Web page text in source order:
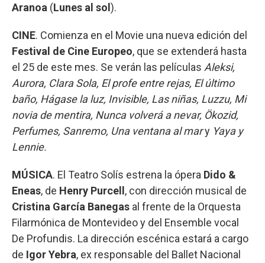
Aranoa (Lunes al sol ).
CINE. Comienza en el Movie una nueva edición del
Festival de Cine Europeo, que se extenderá hasta
el 25 de este mes. Se verán las películas Aleksi,
Aurora, Clara Sola, El profe entre rejas, El último
baño, Hágase la luz, Invisible, Las niñas, Luzzu, Mi
novia de mentira, Nunca volverá a nevar, Ökozid,
Perfumes, Sanremo, Una ventana al mary Yaya y
Lennie.
MÚSICA. El Teatro Solís estrena la ópera Dido &
Eneas, de Henry Purcell , con dirección musical de
Cristina García Banegas al frente de la Orquesta
Filarmónica de Montevideo y del Ensemble vocal
De Profundis. La dirección escénica estará a cargo
de Igor Yebra, ex responsable del Ballet Nacional